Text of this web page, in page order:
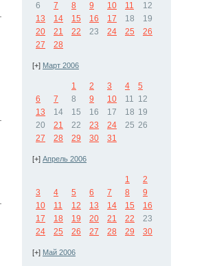
6
7 8 9 10 11
12
13
14 15 16 17 18
19
20
21 22 23 24 25
26
27
28
[+] Март 2006
1 2 3 4
5
6
7 8 9 10 11 12
13
14 15 16 17 18 19
20
21 22 23 24 25 26
27
28 29 30 31
[+] Апрель 2006
1
2
3
4 5 6 7 8
9
10
11 12 13 14 15
16
17
18 19 20 21 22
23
24
25 26 27 28 29 30
[+] Май 2006